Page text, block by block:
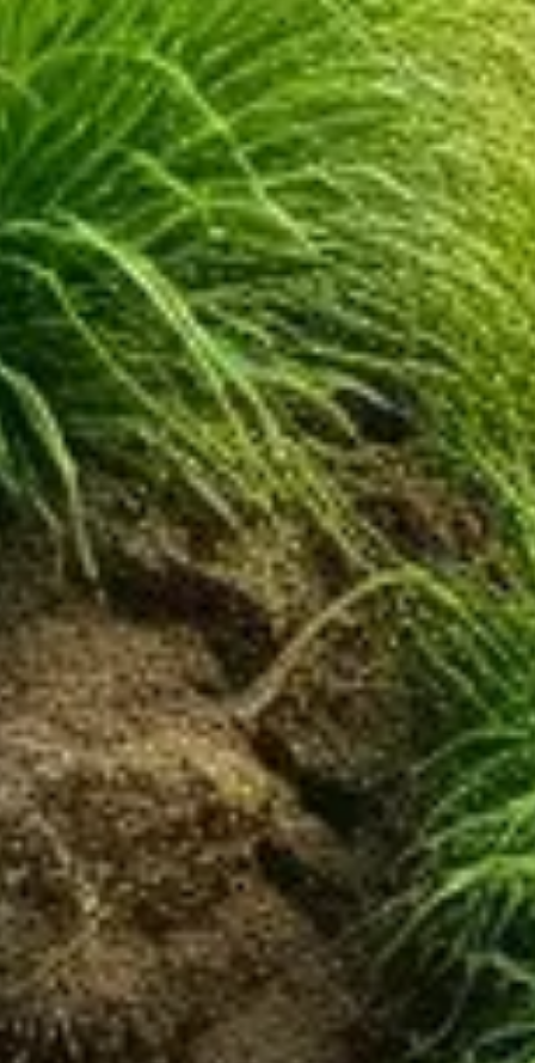
usées.
provenant des toilettes. Contrairement à la fosse
pour ceux qui ne sont pas raccordés à un réseau
au fond de la cuve, où elles sont dégradées par des